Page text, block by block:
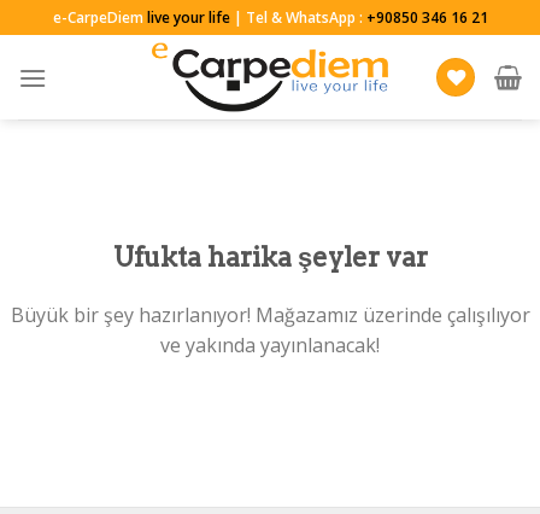
to
content
e-CarpeDiemlive your life| Tel & WhatsApp : +90850 346 16 21
Ufukta harika şeyler var
Büyük bir şey hazırlanıyor! Mağazamız üzerinde çalışılıyor
ve yakında yayınlanacak!